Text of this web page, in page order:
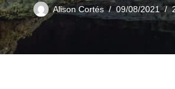
Alison Cortés 09/08/2021